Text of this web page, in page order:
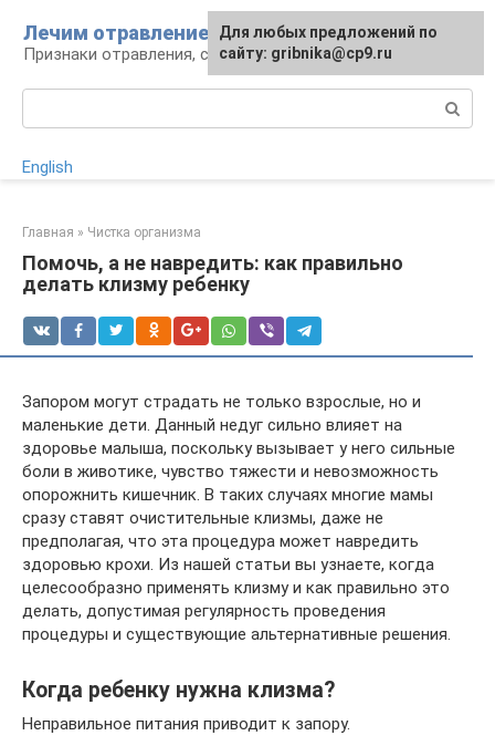
контенту
Лечим отравление
Признаки отравления, способы лечения
English
Главная » Чистка организма
Помочь, а не навредить: как правильно
делать клизму ребенку
Запором могут страдать не только взрослые, но и
маленькие дети. Данный недуг сильно влияет на
здоровье малыша, поскольку вызывает у него сильные
боли в животике, чувство тяжести и невозможность
опорожнить кишечник. В таких случаях многие мамы
сразу ставят очистительные клизмы, даже не
предполагая, что эта процедура может навредить
здоровью крохи. Из нашей статьи вы узнаете, когда
целесообразно применять клизму и как правильно это
делать, допустимая регулярность проведения
процедуры и существующие альтернативные решения.
Когда ребенку нужна клизма?
Неправильное питания приводит к запору.
Для любых предложений по
сайту: gribnika@cp9.ru